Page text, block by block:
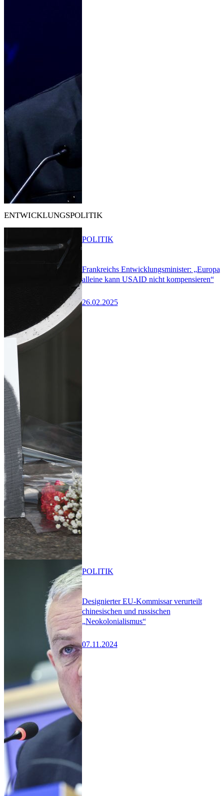
ENTWICKLUNGSPOLITIK
Frankreichs Entwicklungsminister: „Europa
alleine kann USAID nicht kompensieren“
26.02.2025
POLITIK
Designierter EU-Kommissar verurteilt
chinesischen und russischen
„Neokolonialismus“
07.11.2024
POLITIK